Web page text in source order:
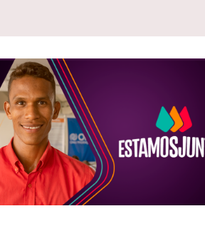
FORMAÇÃO IMPULSA COM
PROSPERA SANTANDER